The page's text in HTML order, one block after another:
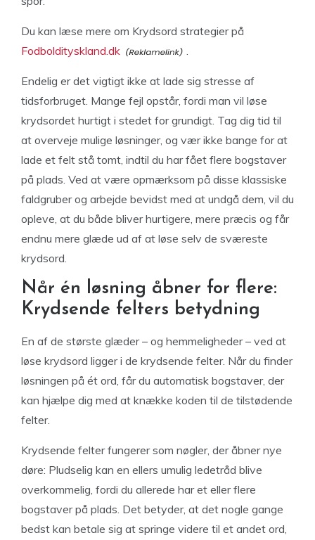
Du kan læse mere om Krydsord strategier på
Fodboldityskland.dk
Endelig er det vigtigt ikke at lade sig stresse af
tidsforbruget. Mange fejl opstår, fordi man vil løse
krydsordet hurtigt i stedet for grundigt. Tag dig tid til
at overveje mulige løsninger, og vær ikke bange for at
lade et felt stå tomt, indtil du har fået flere bogstaver
på plads. Ved at være opmærksom på disse klassiske
faldgruber og arbejde bevidst med at undgå dem, vil du
opleve, at du både bliver hurtigere, mere præcis og får
endnu mere glæde ud af at løse selv de sværeste
krydsord.
Når én løsning åbner for flere:
Krydsende felters betydning
En af de største glæder – og hemmeligheder – ved at
løse krydsord ligger i de krydsende felter. Når du finder
løsningen på ét ord, får du automatisk bogstaver, der
kan hjælpe dig med at knække koden til de tilstødende
felter.
Krydsende felter fungerer som nøgler, der åbner nye
døre: Pludselig kan en ellers umulig ledetråd blive
overkommelig, fordi du allerede har et eller flere
bogstaver på plads. Det betyder, at det nogle gange
bedst kan betale sig at springe videre til et andet ord,